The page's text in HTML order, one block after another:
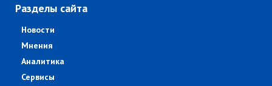
Разделы сайта
Новости
Мнения
Аналитика
Сервисы